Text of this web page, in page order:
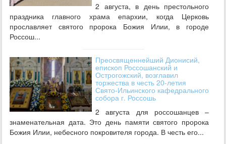
2 августа, в день престольного
праздника главного храма епархии, когда Церковь
прославляет святого пророка Божия Илии, в городе
Россош...
Преосвященнейший Дионисий,
епископ Россошанский и
Острогожский, возглавил
торжества в честь 20-летия
Свято-Ильинского кафедрального
собора г. Россошь
2 августа для россошанцев –
знаменательная дата. Это день памяти святого пророка
Божия Илии, небесного покровителя города. В честь его...